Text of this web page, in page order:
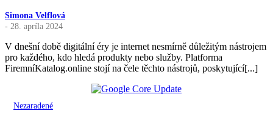
Simona Velflová
- 28. apríla 2024
V dnešní době digitální éry je internet nesmírně důležitým nástrojem
pro každého, kdo hledá produkty nebo služby. Platforma
FiremníKatalog.online stojí na čele těchto nástrojů, poskytující[...]
Nezaradené